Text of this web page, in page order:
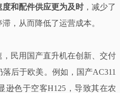
和配件供应更为及时，减少了
，从而降低了运营成本。
民用国产直升机在创新、交付
后于欧美。例如，国产AC311
逊色于空客H125，导致其在农